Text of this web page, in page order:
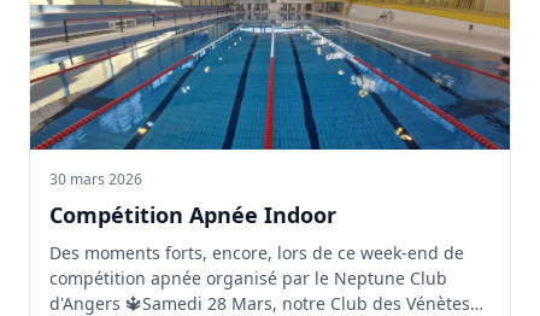
30 mars 2026
Compétition Apnée Indoor
Des moments forts, encore, lors de ce week-end de
compétition apnée organisé par le Neptune Club
d'Angers 🔱Samedi 28 Mars, notre Club des Vénètes